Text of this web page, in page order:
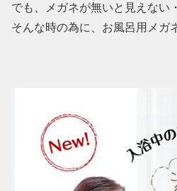
でも、メガネが無いと見えない
そんな時の為に、お風呂用メガ